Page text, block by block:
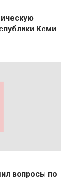
Коми
вопросы по